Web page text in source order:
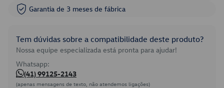
Garantia de 3 meses de fábrica
Tem dúvidas sobre a compatibilidade deste produto?
Nossa equipe especializada está pronta para ajudar!
Whatsapp:
(41) 99125-2143
(apenas mensagens de texto, não atendemos ligações)